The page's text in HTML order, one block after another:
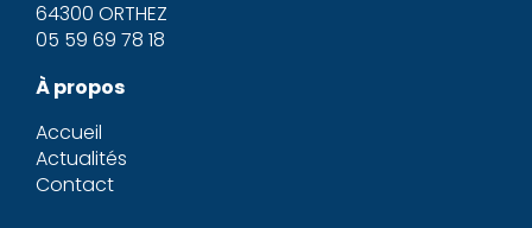
64300 ORTHEZ
05 59 69 78 18
À propos
Accueil
Actualités
Contact